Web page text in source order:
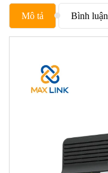
Mô tả Bình luận